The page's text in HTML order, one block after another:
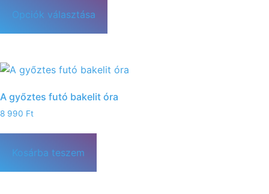
Opciók választása
A győztes futó bakelit óra
8 990 Ft
Kosárba teszem